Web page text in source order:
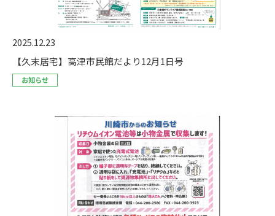
2025.12.23
【久末居宅】高津市民館だより12月1日号
お知らせ